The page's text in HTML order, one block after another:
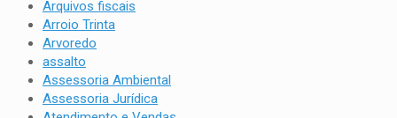
Arquivos fiscais
Arroio Trinta
Arvoredo
assalto
Assessoria Ambiental
Assessoria Jurídica